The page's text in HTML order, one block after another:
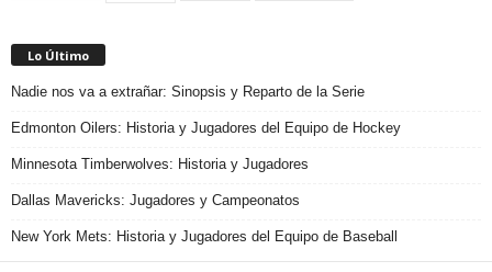
Lo Último
Nadie nos va a extrañar: Sinopsis y Reparto de la Serie
Edmonton Oilers: Historia y Jugadores del Equipo de Hockey
Minnesota Timberwolves: Historia y Jugadores
Dallas Mavericks: Jugadores y Campeonatos
New York Mets: Historia y Jugadores del Equipo de Baseball